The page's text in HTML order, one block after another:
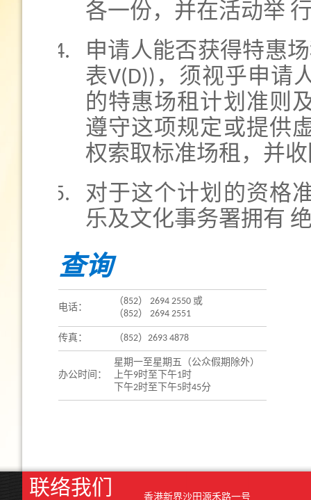
各一份，并在活动举
申请人能否获得特惠
表V(D))，须视乎申请
的特惠场租计划准则
遵守这项规定或提供
权索取标准场租，并
对于这个计划的资格
乐及文化事务署拥有
查询
电话：
（852） 2694 2550 或
（852） 2694 2551
传真： （852）2693 4878
办公时间：
星期一至星期五（公众假期除外）
上午9时至下午1时
下午2时至下午5时45分
联络我们 香港新界沙田源禾路一号